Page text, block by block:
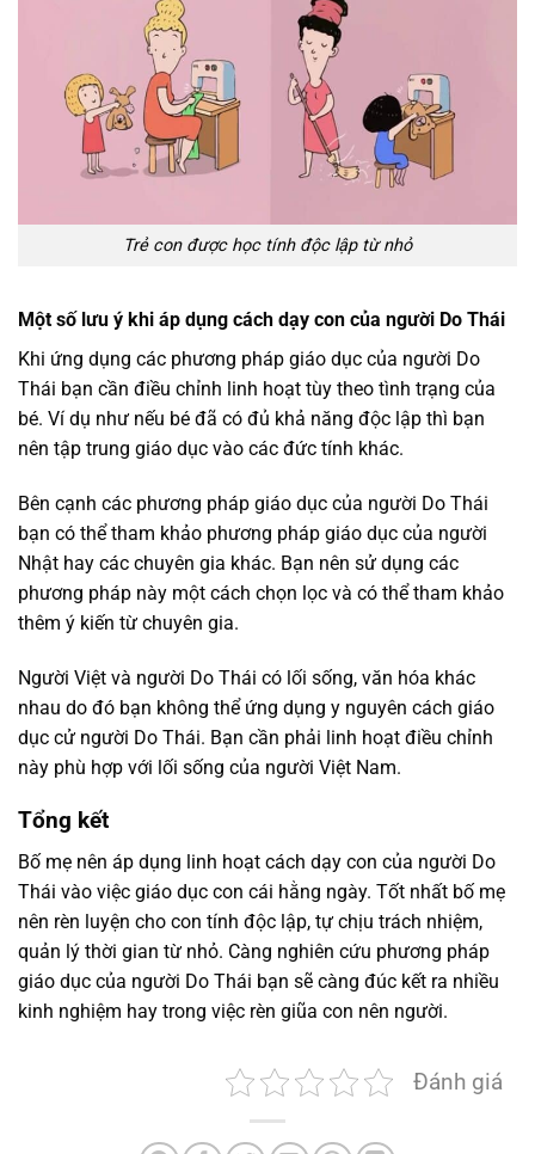
Trẻ con được học tính độc lập từ nhỏ
Một số lưu ý khi áp dụng cách dạy con của người Do Thái
Khi ứng dụng các phương pháp giáo dục của người Do
Thái bạn cần điều chỉnh linh hoạt tùy theo tình trạng của
bé. Ví dụ như nếu bé đã có đủ khả năng độc lập thì bạn
nên tập trung giáo dục vào các đức tính khác.
Bên cạnh các phương pháp giáo dục của người Do Thái
bạn có thể tham khảo phương pháp giáo dục của người
Nhật hay các chuyên gia khác. Bạn nên sử dụng các
phương pháp này một cách chọn lọc và có thể tham khảo
thêm ý kiến từ chuyên gia.
Người Việt và người Do Thái có lối sống, văn hóa khác
nhau do đó bạn không thể ứng dụng y nguyên cách giáo
dục cử người Do Thái. Bạn cần phải linh hoạt điều chỉnh
này phù hợp với lối sống của người Việt Nam.
Tổng kết
Bố mẹ nên áp dụng linh hoạt cách dạy con của người Do
Thái vào việc giáo dục con cái hằng ngày. Tốt nhất bố mẹ
nên rèn luyện cho con tính độc lập, tự chịu trách nhiệm,
quản lý thời gian từ nhỏ. Càng nghiên cứu phương pháp
giáo dục của người Do Thái bạn sẽ càng đúc kết ra nhiều
kinh nghiệm hay trong việc rèn giũa con nên người.
Đánh giá